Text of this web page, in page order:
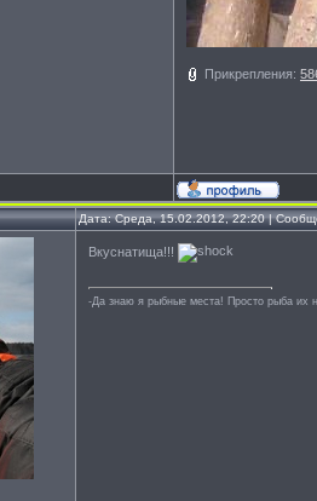
Прикрепления:
Дата: Среда, 15.02.2012, 22:20 |
Вкуснатища!!!
-Да знаю я рыбные места! Просто рыба их